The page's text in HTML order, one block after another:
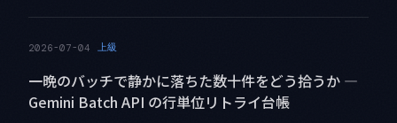
2026-07-04 上級
一晩のバッチで静かに落ちた数十件をどう拾うか —
Gemini Batch API の行単位リトライ台帳